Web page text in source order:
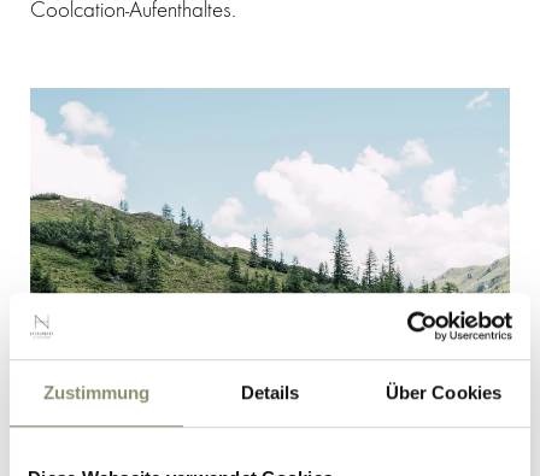
Zustimmung Details Über Cookies
Coolcation-Aufenthaltes.